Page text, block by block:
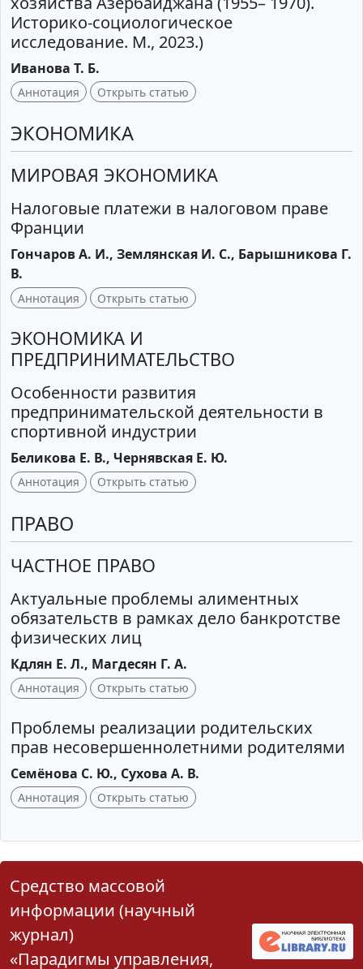
Историко-социологическое
исследование. М., 2023.)
Иванова Т. Б.
Аннотация Открыть статью
ЭКОНОМИКА
МИРОВАЯ ЭКОНОМИКА
Налоговые платежи в налоговом праве
Франции
Гончаров А. И., Землянская И. С., Барышникова Г.
В.
Аннотация Открыть статью
ЭКОНОМИКА И
ПРЕДПРИНИМАТЕЛЬСТВО
Особенности развития
предпринимательской деятельности в
спортивной индустрии
Беликова Е. В., Чернявская Е. Ю.
Аннотация Открыть статью
ПРАВО
ЧАСТНОЕ ПРАВО
Актуальные проблемы алиментных
обязательств в рамках дело банкротстве
физических лиц
Кдлян Е. Л., Магдесян Г. А.
Аннотация Открыть статью
Проблемы реализации родительских
прав несовершеннолетними родителями
Семёнова С. Ю., Сухова А. В.
Аннотация Открыть статью
Средство массовой
информации (научный
журнал)
«Парадигмы управления,